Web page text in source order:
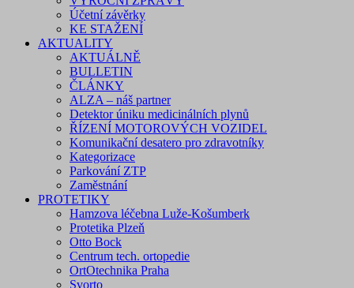
Účetní závěrky
KE STAŽENÍ
AKTUALITY
AKTUÁLNĚ
BULLETIN
ČLÁNKY
ALZA – náš partner
Detektor úniku medicinálních plynů
ŘÍZENÍ MOTOROVÝCH VOZIDEL
Komunikační desatero pro zdravotníky
Kategorizace
Parkování ZTP
Zaměstnání
PROTETIKY
Hamzova léčebna Luže-Košumberk
Protetika Plzeň
Otto Bock
Centrum tech. ortopedie
OrtOtechnika Praha
Svorto